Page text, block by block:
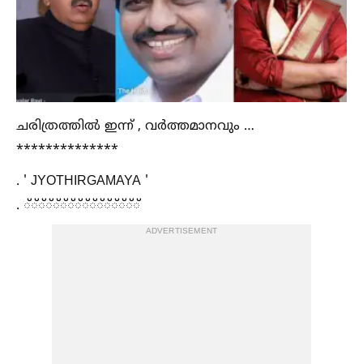
ചരിത്രത്തില്‍ ഇന്ന് , വർത്തമാനവും …
**************
. ' JYOTHIRGAMAYA '
. ്്്്്്്്്്്്്്്്
ADVERTISEMENT